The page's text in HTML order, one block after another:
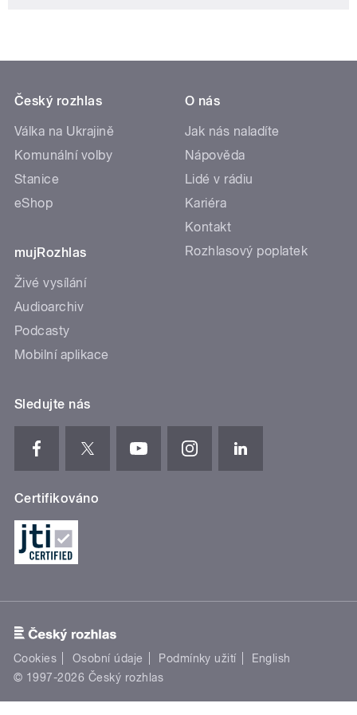
Český rozhlas
Válka na Ukrajině
Komunální volby
Stanice
eShop
mujRozhlas
Živé vysílání
Audioarchiv
Podcasty
Mobilní aplikace
O nás
Jak nás naladíte
Nápověda
Lidé v rádiu
Kariéra
Kontakt
Rozhlasový poplatek
Sledujte nás
Certifikováno
Cookies Osobní údaje Podmínky užití
English
© 1997-2026 Český rozhlas